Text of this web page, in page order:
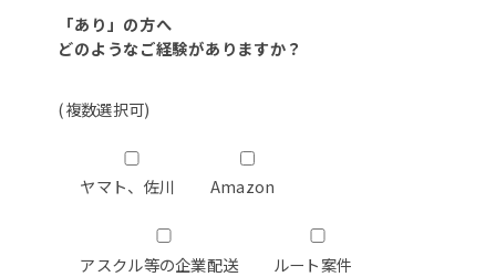
「あり」の方へ
どのようなご経験がありますか？
(複数選択可)
ヤマト、佐川 Amazon
アスクル等の企業配送 ルート案件